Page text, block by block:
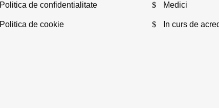
Politica de confidentialitate
Politica de cookie
Medici
In curs de